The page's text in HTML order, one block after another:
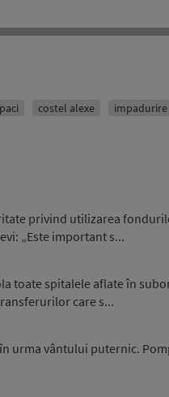
costel alexe impadurire
privind utilizarea
„Este important s...
toate spitalele aflate în
care s...
urma vântului puternic.